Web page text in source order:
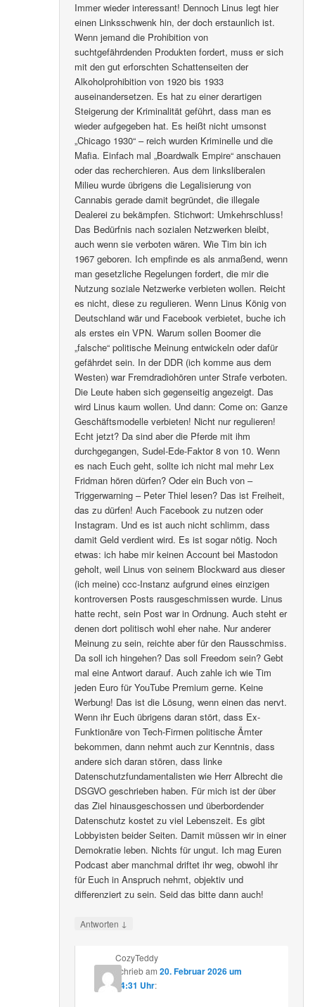
Immer wieder interessant! Dennoch Linus legt hier
einen Linksschwenk hin, der doch erstaunlich ist.
Wenn jemand die Prohibition von
suchtgefährdenden Produkten fordert, muss er sich
mit den gut erforschten Schattenseiten der
Alkoholprohibition von 1920 bis 1933
auseinandersetzen. Es hat zu einer derartigen
Steigerung der Kriminalität geführt, dass man es
wieder aufgegeben hat. Es heißt nicht umsonst
„Chicago 1930“ – reich wurden Kriminelle und die
Mafia. Einfach mal „Boardwalk Empire“ anschauen
oder das recherchieren. Aus dem linksliberalen
Milieu wurde übrigens die Legalisierung von
Cannabis gerade damit begründet, die illegale
Dealerei zu bekämpfen. Stichwort: Umkehrschluss!
Das Bedürfnis nach sozialen Netzwerken bleibt,
auch wenn sie verboten wären. Wie Tim bin ich
1967 geboren. Ich empfinde es als anmaßend, wenn
man gesetzliche Regelungen fordert, die mir die
Nutzung soziale Netzwerke verbieten wollen. Reicht
es nicht, diese zu regulieren. Wenn Linus König von
Deutschland wär und Facebook verbietet, buche ich
als erstes ein VPN. Warum sollen Boomer die
„falsche“ politische Meinung entwickeln oder dafür
gefährdet sein. In der DDR (ich komme aus dem
Westen) war Fremdradiohören unter Strafe verboten.
Die Leute haben sich gegenseitig angezeigt. Das
wird Linus kaum wollen. Und dann: Come on: Ganze
Geschäftsmodelle verbieten! Nicht nur regulieren!
Echt jetzt? Da sind aber die Pferde mit ihm
durchgegangen, Sudel-Ede-Faktor 8 von 10. Wenn
es nach Euch geht, sollte ich nicht mal mehr Lex
Fridman hören dürfen? Oder ein Buch von –
Triggerwarning – Peter Thiel lesen? Das ist Freiheit,
das zu dürfen! Auch Facebook zu nutzen oder
Instagram. Und es ist auch nicht schlimm, dass
damit Geld verdient wird. Es ist sogar nötig. Noch
etwas: ich habe mir keinen Account bei Mastodon
geholt, weil Linus von seinem Blockward aus dieser
(ich meine) ccc-Instanz aufgrund eines einzigen
kontroversen Posts rausgeschmissen wurde. Linus
hatte recht, sein Post war in Ordnung. Auch steht er
denen dort politisch wohl eher nahe. Nur anderer
Meinung zu sein, reichte aber für den Rausschmiss.
Da soll ich hingehen? Das soll Freedom sein? Gebt
mal eine Antwort darauf. Auch zahle ich wie Tim
jeden Euro für YouTube Premium gerne. Keine
Werbung! Das ist die Lösung, wenn einen das nervt.
Wenn ihr Euch übrigens daran stört, dass Ex-
Funktionäre von Tech-Firmen politische Ämter
bekommen, dann nehmt auch zur Kenntnis, dass
andere sich daran stören, dass linke
Datenschutzfundamentalisten wie Herr Albrecht die
DSGVO geschrieben haben. Für mich ist der über
das Ziel hinausgeschossen und überbordender
Datenschutz kostet zu viel Lebenszeit. Es gibt
Lobbyisten beider Seiten. Damit müssen wir in einer
Demokratie leben. Nichts für ungut. Ich mag Euren
Podcast aber manchmal driftet ihr weg, obwohl ihr
für Euch in Anspruch nehmt, objektiv und
differenziert zu sein. Seid das bitte dann auch!
Antworten ↓
CozyTeddy
schriebam 20. Februar 2026 um
14:31 Uhr: